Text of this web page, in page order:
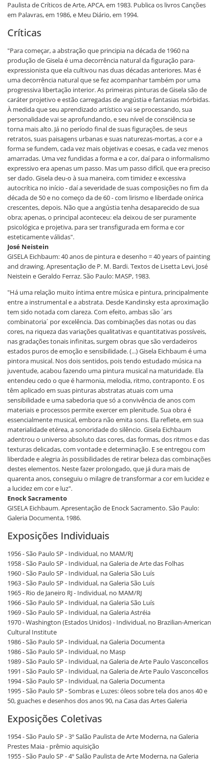
Paulista de Críticos de Arte, APCA, em 1983. Publica os livros Canções
em Palavras, em 1986, e Meu Diário, em 1994.
Críticas
"Para começar, a abstração que principia na década de 1960 na
produção de Gisela é uma decorrência natural da figuração para-
expressionista que ela cultivou nas duas décadas anteriores. Mas é
uma decorrência natural que se fez acompanhar também por uma
progressiva libertação interior. As primeiras pinturas de Gisela são de
caráter projetivo e estão carregadas de angústia e fantasias mórbidas.
À medida que seu aprendizado artístico vai se processando, sua
personalidade vai se aprofundando, e seu nível de consciência se
torna mais alto. Já no período final de suas figurações, de seus
retratos, suas paisagens urbanas e suas naturezas-mortas, a cor e a
forma se fundem, cada vez mais objetivas e coesas, e cada vez menos
amarradas. Uma vez fundidas a forma e a cor, daí para o informalismo
expressivo era apenas um passo. Mas um passo difícil, que era preciso
ser dado. Gisela deu-o à sua maneira, com timidez e excessiva
autocrítica no início - daí a severidade de suas composições no fim da
década de 50 e no começo da de 60 - com lirismo e liberdade onírica
crescentes, depois. Não que a angústia tenha desaparecido de sua
obra; apenas, o principal aconteceu: ela deixou de ser puramente
psicológica e projetiva, para ser transfigurada em forma e cor
esteticamente válidas".
José Neistein
GISELA Eichbaum: 40 anos de pintura e desenho = 40 years of painting
and drawing. Apresentação de P. M. Bardi. Textos de Lisetta Levi, José
Neistein e Geraldo Ferraz. São Paulo: MASP, 1983.
"Há uma relação muito íntima entre música e pintura, principalmente
entre a instrumental e a abstrata. Desde Kandinsky esta aproximação
tem sido notada com clareza. Com efeito, ambas são ´ars
combinatoria´ por excelência. Das combinações das notas ou das
cores, na riqueza das variações qualitativas e quantitativas possíveis,
nas gradações tonais infinitas, surgem obras que são verdadeiros
estados puros de emoção e sensibilidade. (...) Gisela Eichbaum é uma
pintora musical. Nos dois sentidos, pois tendo estudado música na
juventude, acabou fazendo uma pintura musical na maturidade. Ela
entendeu cedo o que é harmonia, melodia, ritmo, contraponto. E os
têm aplicado em suas pinturas abstratas atuais com uma
sensibilidade e uma sabedoria que só a convivência de anos com
materiais e processos permite exercer em plenitude. Sua obra é
essencialmente musical, embora não emita sons. Ela reflete, em sua
materialidade etérea, a sonoridade do silêncio. Gisela Eichbaum
adentrou o universo absoluto das cores, das formas, dos ritmos e das
texturas delicadas, com vontade e determinação. E se entregou com
liberdade e alegria às possibilidades de retirar beleza das combinações
destes elementos. Neste fazer prolongado, que já dura mais de
quarenta anos, conseguiu o milagre de transformar a cor em lucidez e
a lucidez em cor e luz".
Enock Sacramento
GISELA Eichbaum. Apresentação de Enock Sacramento. São Paulo:
Galeria Documenta, 1986.
Exposições Individuais
1956 - São Paulo SP - Individual, no MAM/RJ
1958 - São Paulo SP - Individual, na Galeria de Arte das Folhas
1960 - São Paulo SP - Individual, na Galeria São Luís
1963 - São Paulo SP - Individual, na Galeria São Luís
1965 - Rio de Janeiro RJ - Individual, no MAM/RJ
1966 - São Paulo SP - Individual, na Galeria São Luís
1969 - São Paulo SP - Individual, na Galeria Astréia
1970 - Washington (Estados Unidos) - Individual, no Brazilian-American
Cultural Institute
1986 - São Paulo SP - Individual, na Galeria Documenta
1986 - São Paulo SP - Individual, no Masp
1989 - São Paulo SP - Individual, na Galeria de Arte Paulo Vasconcellos
1991 - São Paulo SP - Individual, na Galeria de Arte Paulo Vasconcellos
1994 - São Paulo SP - Individual, na Galeria Documenta
1995 - São Paulo SP - Sombras e Luzes: óleos sobre tela dos anos 40 e
50, guaches e desenhos dos anos 90, na Casa das Artes Galeria
Exposições Coletivas
1954 - São Paulo SP - 3º Salão Paulista de Arte Moderna, na Galeria
Prestes Maia - prêmio aquisição
1955 - São Paulo SP - 4º Salão Paulista de Arte Moderna, na Galeria